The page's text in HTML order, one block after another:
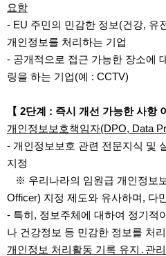
요함
- EU 주민의 민감한 정보(건강, 유
개인정보를 처리하는 기업
- 공개적으로 접근 가능한 장소에
링을 하는 기업(예 : CCTV)
【 2단계 : 즉시 개선 가능한 사항
개인정보보호책임자(DPO, Data
- 개인정보보호 관련 전문지식 및
지정
※ 우리나라의 임원급 개인정보
Officer) 지정 제도와 유사하며, 다
- 특히, 정보주체에 대하여 정기적
나 건강정보 등 민감한 정보를 처
개인정보 처리활동 기록 유지․관리